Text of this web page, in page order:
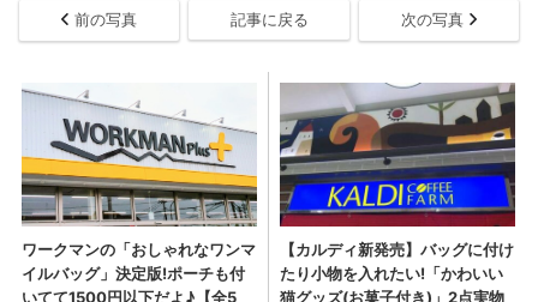
前の写真 記事に戻る 次の写真